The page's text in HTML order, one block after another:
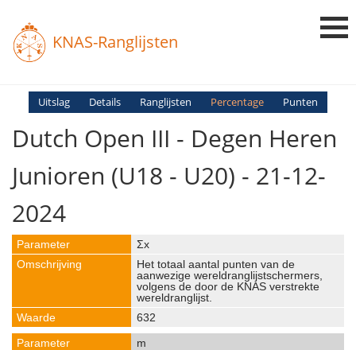
KNAS-Ranglijsten
Login
Ranglijsten
Uitslag Details Ranglijsten Percentage Punten
Dutch Open III - Degen Heren
Junioren (U18 - U20) - 21-12-
2024
Σx
Het totaal aantal punten van de
aanwezige wereldranglijstschermers,
volgens de door de KNAS verstrekte
wereldranglijst.
632
m